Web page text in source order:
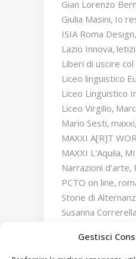
Gestisci
Gian Lorenzo
Giulia Masini Io
ISIA Roma Design
Lazio Innova
Liberi di uscire
Liceo linguistico
Liceo Linguistico
Liceo Virgilio
Mario Sesti maxxi
MAXXI A[R]T
MAXXI L'Aquila
Narrazioni d'arte
PCTO on line
Storie di
Susanna Correrella
William Kentridge